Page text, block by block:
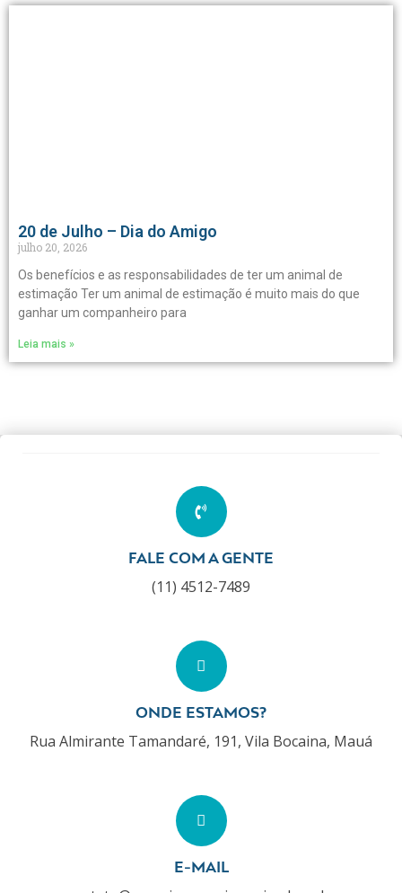
20 de Julho – Dia do Amigo
julho 20, 2026
Os benefícios e as responsabilidades de ter um animal de
estimação Ter um animal de estimação é muito mais do que
ganhar um companheiro para
Leia mais »
FALE COM A GENTE
(11) 4512-7489
ONDE ESTAMOS?
Rua Almirante Tamandaré, 191, Vila Bocaina, Mauá
E-MAIL